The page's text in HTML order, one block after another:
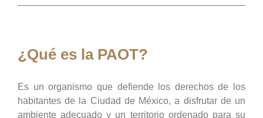
¿Qué es la PAOT?
Es un organismo que defiende los derechos de los
habitantes de la Ciudad de México, a disfrutar de un
ambiente adecuado y un territorio ordenado para su